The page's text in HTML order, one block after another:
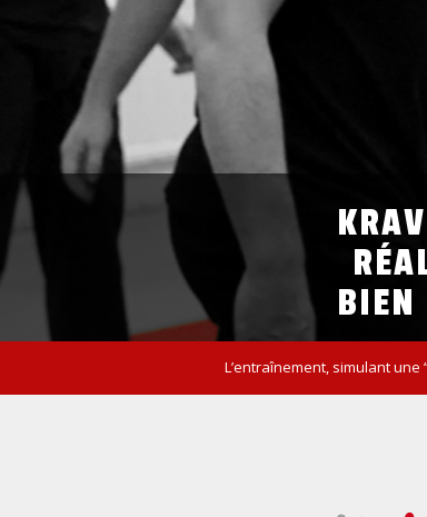
KRAV
BIEN
L’entraînement, simulant